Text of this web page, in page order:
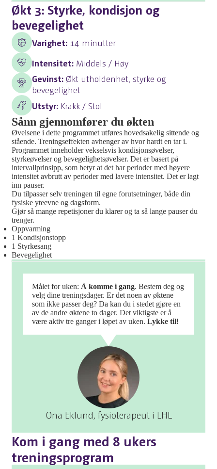
Økt 3: Styrke, kondisjon og
bevegelighet
Varighet: 14 minutter
Intensitet: Middels / Høy
Gevinst: Økt utholdenhet, styrke og
bevegelighet
Utstyr: Krakk / Stol
Sånn gjennomfører du økten
Øvelsene i dette programmet utføres hovedsakelig sittende og
stående. Treningseffekten avhenger av hvor hardt en tar i.
Programmet inneholder vekselsvis kondisjonsøvelser,
styrkeøvelser og bevegelighetsøvelser. Det er basert på
intervallprinsipp, som betyr at det har perioder med høyere
intensitet avbrutt av perioder med lavere intensitet. Det er lagt
inn pauser.
Du tilpasser selv treningen til egne forutsetninger, både din
fysiske yteevne og dagsform.
Gjør så mange repetisjoner du klarer og ta så lange pauser du
trenger.
Oppvarming
1 Kondisjonstopp
1 Styrkesang
Bevegelighet
Målet for uken: Å komme i gang. Bestem deg og
velg dine treningsdager. Er det noen av øktene
som ikke passer deg? Da kan du i stedet gjøre en
av de andre øktene to dager. Det viktigste er å
være aktiv tre ganger i løpet av uken. Lykke til!
Ona Eklund, fysioterapeut i LHL
Kom i gang med 8 ukers
treningsprogram